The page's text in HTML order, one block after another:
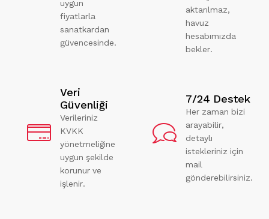
uygun
fiyatlarla
sanatkardan
güvencesinde.
aktarılmaz,
havuz
hesabımızda
bekler.
Veri
Güvenliği
Verileriniz
KVKK
yönetmeliğine
uygun şekilde
korunur ve
işlenir.
7/24 Destek
Her zaman bizi
arayabilir,
detaylı
istekleriniz için
mail
gönderebilirsiniz.